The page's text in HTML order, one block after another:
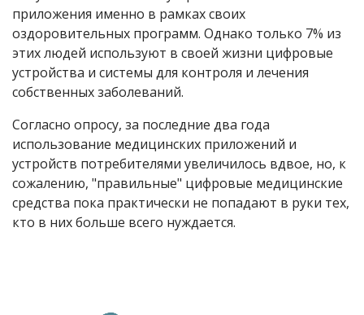
приложения именно в рамках своих
оздоровительных программ. Однако только 7% из
этих людей используют в своей жизни цифровые
устройства и системы для контроля и лечения
собственных заболеваний.
Согласно опросу, за последние два года
использование медицинских приложений и
устройств потребителями увеличилось вдвое, но, к
сожалению, "правильные" цифровые медицинские
средства пока практически не попадают в руки тех,
кто в них больше всего нуждается.